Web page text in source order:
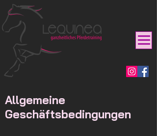
Allgemeine
Geschäftsbedingungen